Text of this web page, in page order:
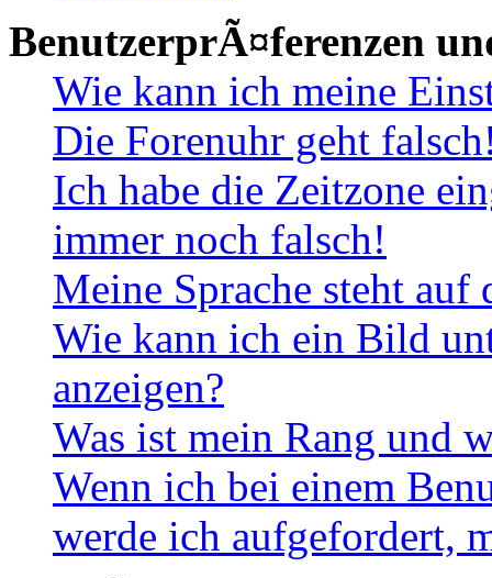
BenutzerprÃ¤ferenzen
Wie kann ich meine
Die Forenuhr geht
Ich habe die Zeitzone
immer noch falsch!
Meine Sprache steht
Wie kann ich ein Bild
anzeigen?
Was ist mein Rang und
Wenn ich bei einem
werde ich aufgefordert,